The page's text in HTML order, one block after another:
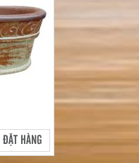
ĐẶT HÀNG